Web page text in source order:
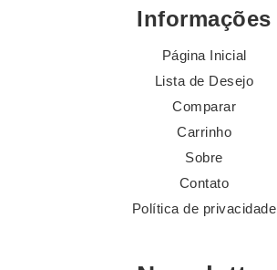
Informações
Página Inicial
Lista de Desejo
Comparar
Carrinho
Sobre
Contato
Política de privacidade